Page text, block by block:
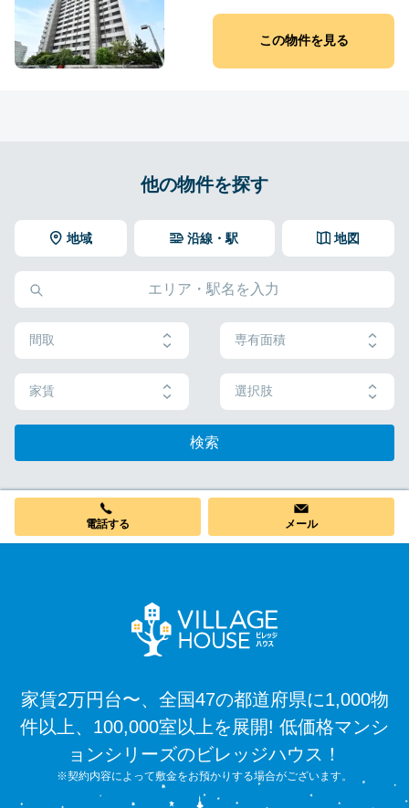
この物件を見る
他の物件を探す
地域 地図
沿線・駅
間取 専有面積
家賃 選択肢
検索
電話する メール
家賃2万円台〜、全国47の都道府県に1,000物
件以上、100,000室以上を展開! 低価格マンシ
ョンシリーズのビレッジハウス！
※契約内容によって敷金をお預かりする場合がございます。